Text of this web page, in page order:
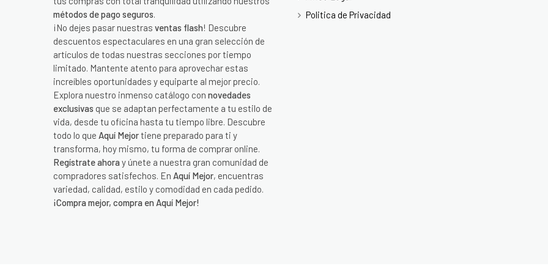
métodos de pago seguros.
¡No dejes pasar nuestras ventas flash! Descubre
descuentos espectaculares en una gran selección de
artículos de todas nuestras secciones por tiempo
limitado. Mantente atento para aprovechar estas
increíbles oportunidades y equiparte al mejor precio.
Explora nuestro inmenso catálogo con novedades
exclusivas que se adaptan perfectamente a tu estilo de
vida, desde tu oficina hasta tu tiempo libre. Descubre
todo lo que Aquí Mejortiene preparado para ti y
transforma, hoy mismo, tu forma de comprar online.
Regístrate ahora y únete a nuestra gran comunidad de
compradores satisfechos. En Aquí Mejor, encuentras
variedad, calidad, estilo y comodidad en cada pedido.
¡Compra mejor, compra en Aquí Mejor!
Politica de Privacidad